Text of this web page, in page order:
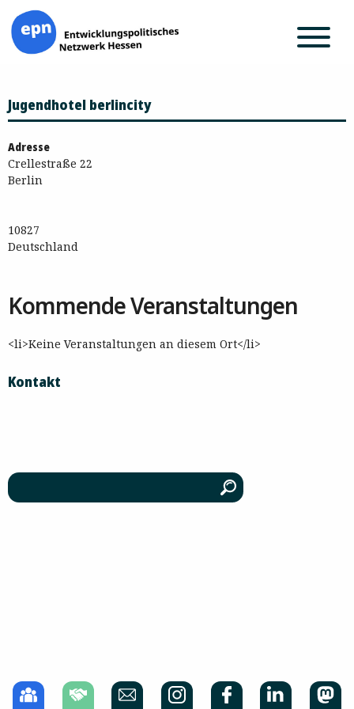
Inhalt
springen
Jugendhotel berlincity
Adresse
Crellestraße 22
Berlin
10827
Deutschland
Kommende Veranstaltungen
<li>Keine Veranstaltungen an diesem Ort</li>
Kontakt